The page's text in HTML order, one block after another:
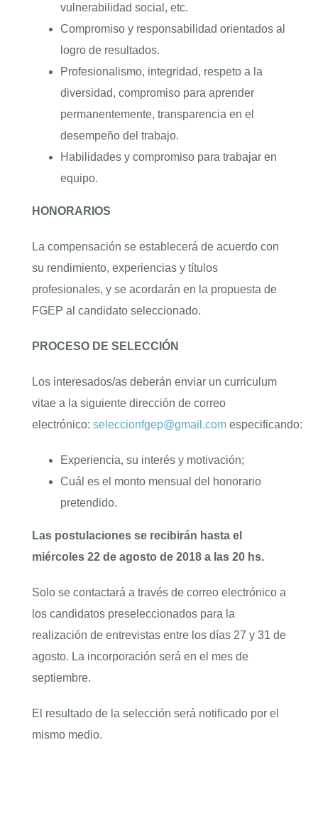
vulnerabilidad social, etc.
Compromiso y responsabilidad orientados al
logro de resultados.
Profesionalismo, integridad, respeto a la
diversidad, compromiso para aprender
permanentemente, transparencia en el
desempeño del trabajo.
Habilidades y compromiso para trabajar en
equipo.
HONORARIOS
La compensación se establecerá de acuerdo con
su rendimiento, experiencias y títulos
profesionales, y se acordarán en la propuesta de
FGEP al candidato seleccionado.
PROCESO DE SELECCIÓN
Los interesados/as deberán enviar un curriculum
vitae a la siguiente dirección de correo
electrónico: seleccionfgep@gmail.comespecificando:
Experiencia, su interés y motivación;
Cuál es el monto mensual del honorario
pretendido.
Las postulaciones se recibirán hasta el
miércoles 22 de agosto de 2018 a las 20 hs.
Solo se contactará a través de correo electrónico a
los candidatos preseleccionados para la
realización de entrevistas entre los días 27 y 31 de
agosto. La incorporación será en el mes de
septiembre.
El resultado de la selección será notificado por el
mismo medio.